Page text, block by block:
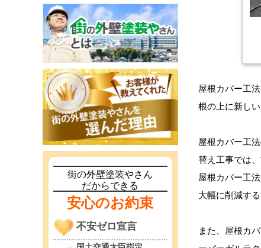
屋根カバー工
根の上に新し
屋根カバー工
替え工事では
屋根カバー工
大幅に削減す
また、屋根カ
街の外壁塗装やさん
だからできる
安心のお約束
不安ゼロ宣言